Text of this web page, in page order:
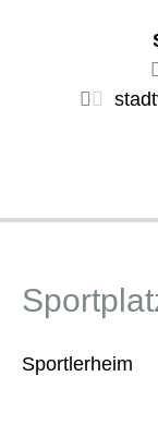
Sportlerheim